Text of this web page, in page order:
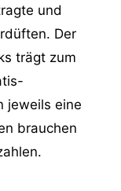
und
Der
trägt zum
jeweils eine
brauchen